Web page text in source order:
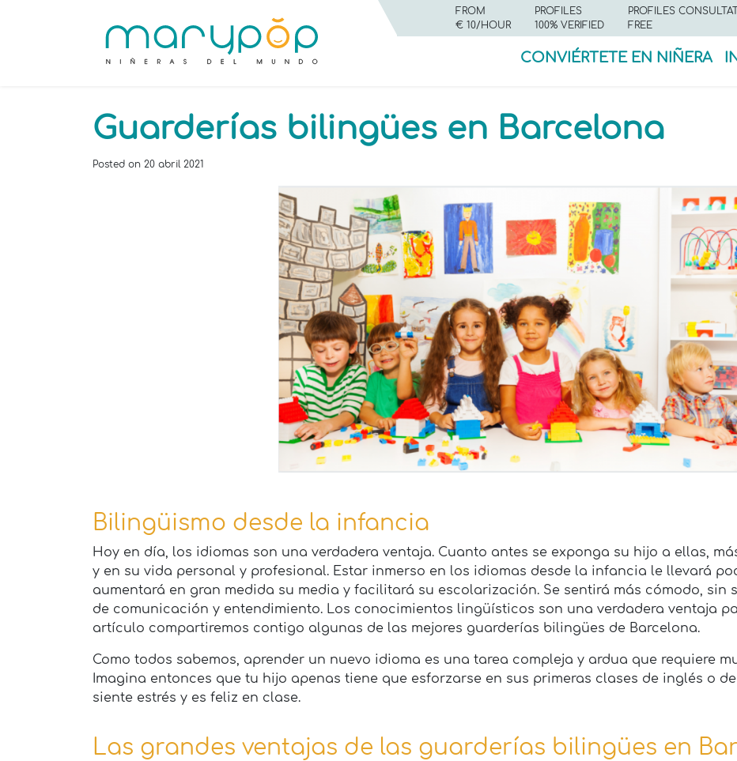
FROM
€ 10/HOUR
PROFILES
100% VERIFIED
PROFILES
FREE
CONVIÉRTETE EN NIÑERA
Guarderías bilingües en Barcelona
Posted on 20 abril 2021
Bilingüismo desde la infancia
Hoy en día, los idiomas son una verdadera ventaja. Cuanto antes se exponga su hijo a ellas,
y en su vida personal y profesional. Estar inmerso en los idiomas desde la infancia le llevará
aumentará en gran medida su media y facilitará su escolarización. Se sentirá más cómodo, sin
de comunicación y entendimiento. Los conocimientos lingüísticos son una verdadera ventaja
artículo compartiremos contigo algunas de las mejores guarderías bilingües de Barcelona.
Como todos sabemos, aprender un nuevo idioma es una tarea compleja y ardua que requiere
Imagina entonces que tu hijo apenas tiene que esforzarse en sus primeras clases de inglés o
siente estrés y es feliz en clase.
Las grandes ventajas de las guarderías bilingües en